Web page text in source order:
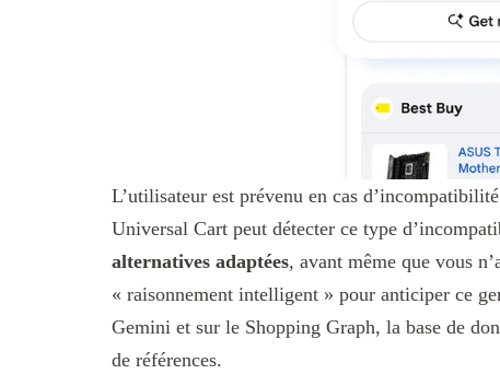
L’utilisateur est prévenu en cas
Universal Cart peut détecter ce type
alternatives adaptées, avant même que vous
« raisonnement intelligent » pour anticiper ce
Gemini et sur le Shopping Graph, la base de
de références.